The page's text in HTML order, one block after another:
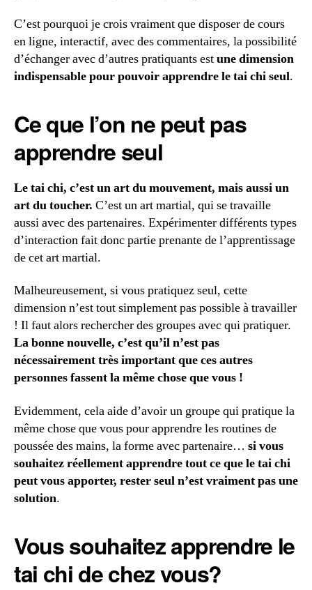
C’est pourquoi je crois vraiment que disposer de cours
en ligne, interactif, avec des commentaires, la possibilité
d’échanger avec d’autres pratiquants estune dimension
indispensable pour pouvoir apprendre le tai chi seul.
Ce que l’on ne peut pas
apprendre seul
Le tai chi, c’est un art du mouvement, mais aussi un
art du toucher. C’est un art martial, qui se travaille
aussi avec des partenaires. Expérimenter différents types
d’interaction fait donc partie prenante de l’apprentissage
de cet art martial.
Malheureusement, si vous pratiquez seul, cette
dimension n’est tout simplement pas possible à travailler
! Il faut alors rechercher des groupes avec qui pratiquer.
La bonne nouvelle, c’est qu’il n’est pas
nécessairement très important que ces autres
personnes fassent la même chose que vous !
Evidemment, cela aide d’avoir un groupe qui pratique la
même chose que vous pour apprendre les routines de
poussée des mains, la forme avec partenaire… si vous
souhaitez réellement apprendre tout ce que le tai chi
peut vous apporter, rester seul n’est vraiment pas une
solution.
Vous souhaitez apprendre le
tai chi de chez vous?